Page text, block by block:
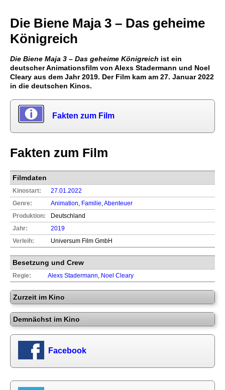
Die Biene Maja 3 – Das geheime
Königreich
Die Biene Maja 3 – Das geheime Königreich ist ein
deutscher Animationsfilm von Alexs Stadermann und Noel
Cleary aus dem Jahr 2019. Der Film kam am 27. Januar 2022
in die deutschen Kinos.
Fakten zum Film
Fakten zum Film
Filmdaten
Kinostart:
27.01.2022
Genre:
Animation Familie Abenteuer
Produktion:
Deutschland
Jahr:
2019
Verleih:
Universum Film GmbH
Besetzung und Crew
Regie: Alexs Stadermann Noel Cleary
Zurzeit im Kino
Demnächst im Kino
Facebook